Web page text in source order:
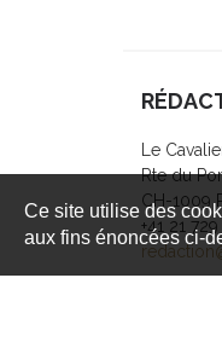
Le
Rte du
CH-1009
+41 21
Ce site utilise des
aux fins énoncées ci-